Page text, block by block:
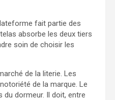
fait partie des
absorbe les deux tiers
soin de choisir les
de la literie. Les
de la marque. Le
dormeur. Il doit, entre